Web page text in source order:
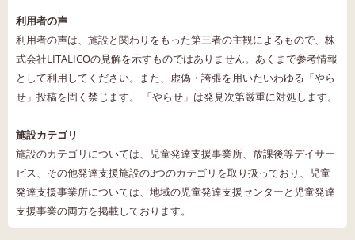
利用者の声
利用者の声は、施設と関わりをもった第三者の主観によるもので、株
式会社LITALICOの見解を示すものではありません。あくまで参考情報
として利用してください。また、虚偽・誇張を用いたいわゆる「やら
せ」投稿を固く禁じます。 「やらせ」は発見次第厳重に対処します。
施設カテゴリ
施設のカテゴリについては、児童発達支援事業所、放課後等デイサー
ビス、その他発達支援施設の3つのカテゴリを取り扱っており、児童
発達支援事業所については、地域の児童発達支援センターと児童発達
支援事業の両方を掲載しております。